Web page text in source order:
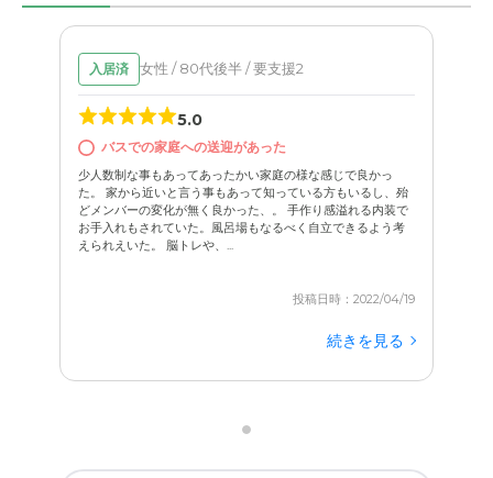
入居済 女性 / 80代後半 / 要支援2
5.0
バスでの家庭への送迎があった
少人数制な事もあってあったかい家庭の様な感じで良かっ
た。 家から近いと言う事もあって知っている方もいるし、殆
どメンバーの変化が無く良かった、。 手作り感溢れる内装で
お手入れもされていた。風呂場もなるべく自立できるよう考
えられえいた。 脳トレや、...
投稿日時：2022/04/19
続きを見る